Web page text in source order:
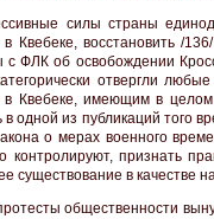
силы страны
Квебеке, восстановить /
с ФЛК об освобождении
отвергли
Квебеке, имеющим в целом
в одной из публикаций того
о мерах военного
контролируют, признать
существование в качестве
общественности